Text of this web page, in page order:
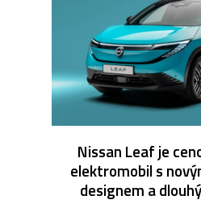
Nissan Leaf je
elektromobil s
designem a